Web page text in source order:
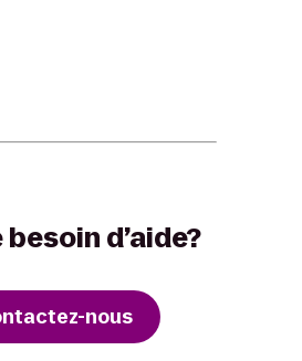
d’aide?
nous